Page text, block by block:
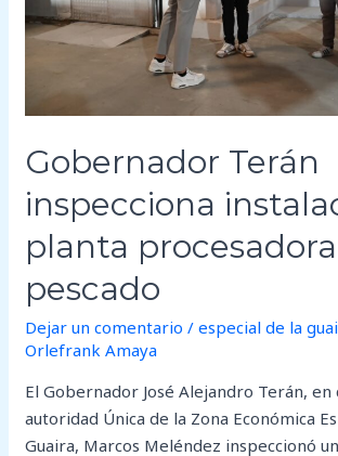
Gobernador Terán
inspecciona
planta
pescado
Dejar un comentario /especial de la
Orlefrank Amaya
El Gobernador José Alejandro Terán, en
autoridad Única de la Zona Económica
Guaira, Marcos Meléndez inspeccionó
de